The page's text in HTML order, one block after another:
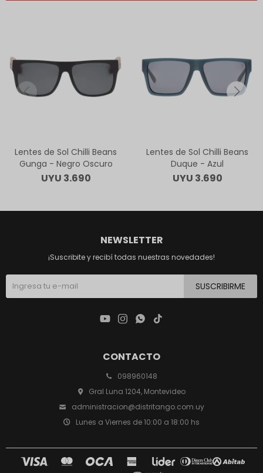
Lentes de Sol Chilli Beans
Gunga - Negro Oscuro
UYU 3.690
Lentes de Sol Chilli Beans
Duque - Azul
UYU 3.690
CONTACTO
098960148
Gral Luna 1204, Montevideo
administracion@distritango.com.uy
Lunes a Viernes de 10:00 a 18:00 hs
NEWSLETTER
¡Suscribite y recibí todas nuestras novedades!
SUSCRIBIRME
   